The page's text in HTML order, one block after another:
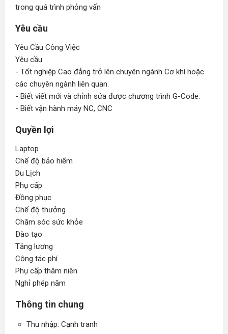
trong quá trình phỏng vấn
Yêu cầu
Yêu Cầu Công Việc
Yêu cầu
- Tốt nghiệp Cao đẳng trở lên chuyên ngành Cơ khí hoặc
các chuyên ngành liên quan.
- Biết viết mới và chỉnh sửa được chương trình G-Code.
- Biết vận hành máy NC, CNC
Quyền lợi
Laptop
Chế độ bảo hiểm
Du Lịch
Phụ cấp
Đồng phục
Chế độ thưởng
Chăm sóc sức khỏe
Đào tạo
Tăng lương
Công tác phí
Phụ cấp thâm niên
Nghỉ phép năm
Thông tin chung
Thu nhập: Cạnh tranh